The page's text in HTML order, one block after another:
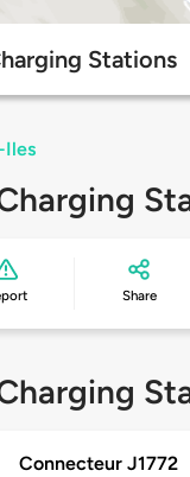
Stations
Iles
Share
Connecteur J1772